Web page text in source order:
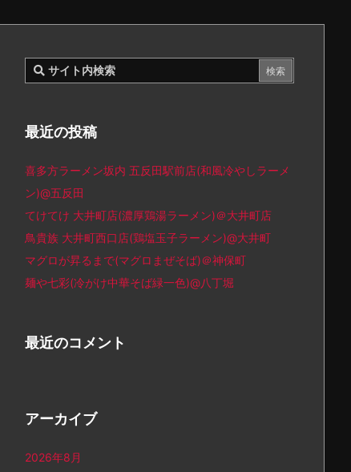
最近の投稿
喜多方ラーメン坂内 五反田駅前店(和風冷やしラーメ
ン)@五反田
てけてけ 大井町店(濃厚鶏湯ラーメン)＠大井町店
鳥貴族 大井町西口店(鶏塩玉子ラーメン)@大井町
マグロが昇るまで(マグロまぜそば)＠神保町
麺や七彩(冷がけ中華そば緑一色)@八丁堀
最近のコメント
アーカイブ
2026年8月